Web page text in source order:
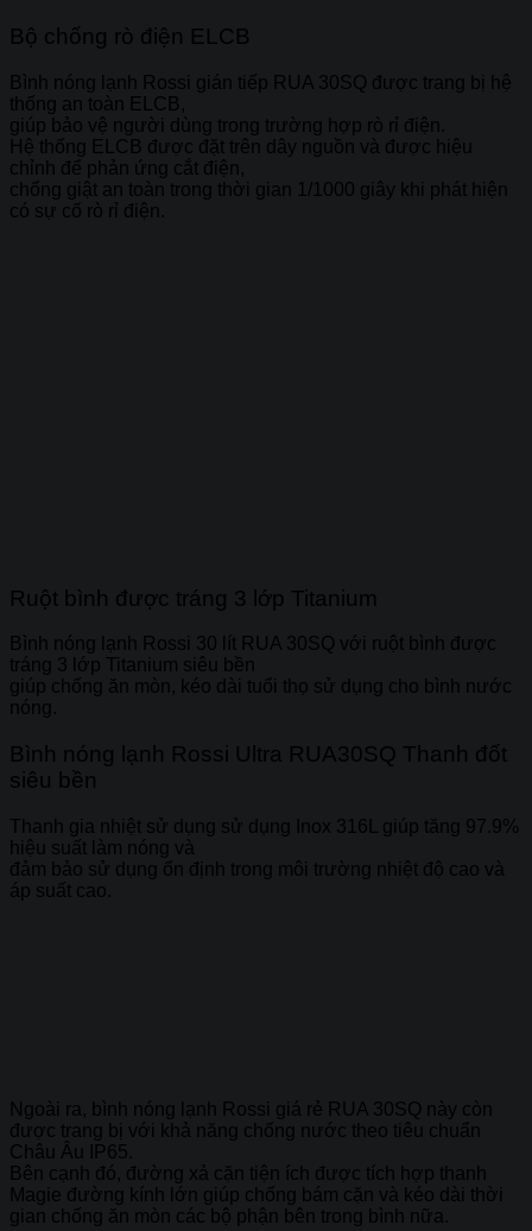
Bộ chống rò điện ELCB
Bình nóng lạnh Rossi gián tiếp RUA 30SQ được trang bị hệ
thống an toàn ELCB,
giúp bảo vệ người dùng trong trường hợp rò rỉ điện.
Hệ thống ELCB được đặt trên dây nguồn và được hiệu
chỉnh để phản ứng cắt điện,
chống giật an toàn trong thời gian 1/1000 giây khi phát hiện
có sự cố rò rỉ điện.
Ruột bình được tráng 3 lớp Titanium
Bình nóng lạnh Rossi 30 lít RUA 30SQ với ruột bình được
tráng 3 lớp Titanium siêu bền
giúp chống ăn mòn, kéo dài tuổi thọ sử dụng cho bình nước
nóng.
Bình nóng lạnh Rossi Ultra RUA30SQ Thanh đốt
siêu bền
Thanh gia nhiệt sử dụng sử dụng Inox 316L giúp tăng 97.9%
hiệu suất làm nóng và
đảm bảo sử dụng ổn định trong môi trường nhiệt độ cao và
áp suất cao.
Ngoài ra, bình nóng lạnh Rossi giá rẻ RUA 30SQ này còn
được trang bị với khả năng chống nước theo tiêu chuẩn
Châu Âu IP65.
Bên cạnh đó, đường xả cặn tiện ích được tích hợp thanh
Magie đường kính lớn giúp chống bám cặn và kéo dài thời
gian chống ăn mòn các bộ phận bên trong bình nữa.